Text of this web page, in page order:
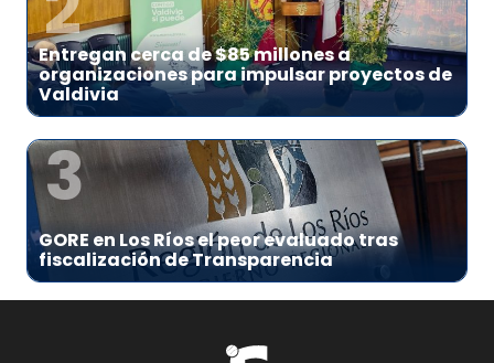
Entregan cerca de $85 millones a
organizaciones para impulsar proyectos de
Valdivia
3
GORE en Los Ríos el peor evaluado tras
fiscalización de Transparencia